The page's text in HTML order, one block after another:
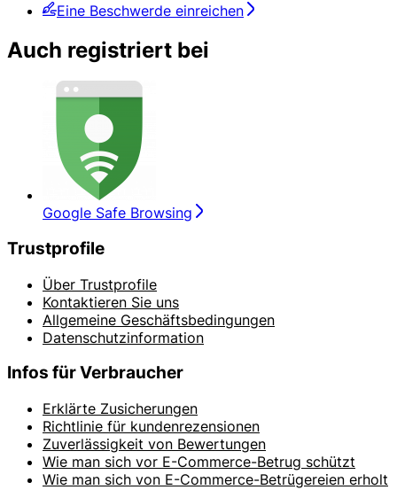
Eine Beschwerde einreichen
Auch registriert bei
Google Safe Browsing
Trustprofile
Über Trustprofile
Kontaktieren Sie uns
Allgemeine Geschäftsbedingungen
Datenschutzinformation
Infos für Verbraucher
Erklärte Zusicherungen
Richtlinie für kundenrezensionen
Zuverlässigkeit von Bewertungen
Wie man sich vor E-Commerce-Betrug schützt
Wie man sich von E-Commerce-Betrügereien erholt